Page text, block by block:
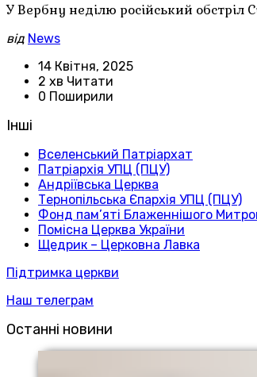
У Вербну неділю російський
від News
14 Квітня, 2025
2 хв Читати
0 Поширили
Інші
Вселенський Патріархат
Патріархія УПЦ (ПЦУ)
Андріївська Церква
Тернопільська Єпархія УПЦ (ПЦУ)
Фонд пам’яті Блаженнішого
Помісна Церква України
Щедрик – Церковна Лавка
Підтримка церкви
Наш телеграм
Останні новини